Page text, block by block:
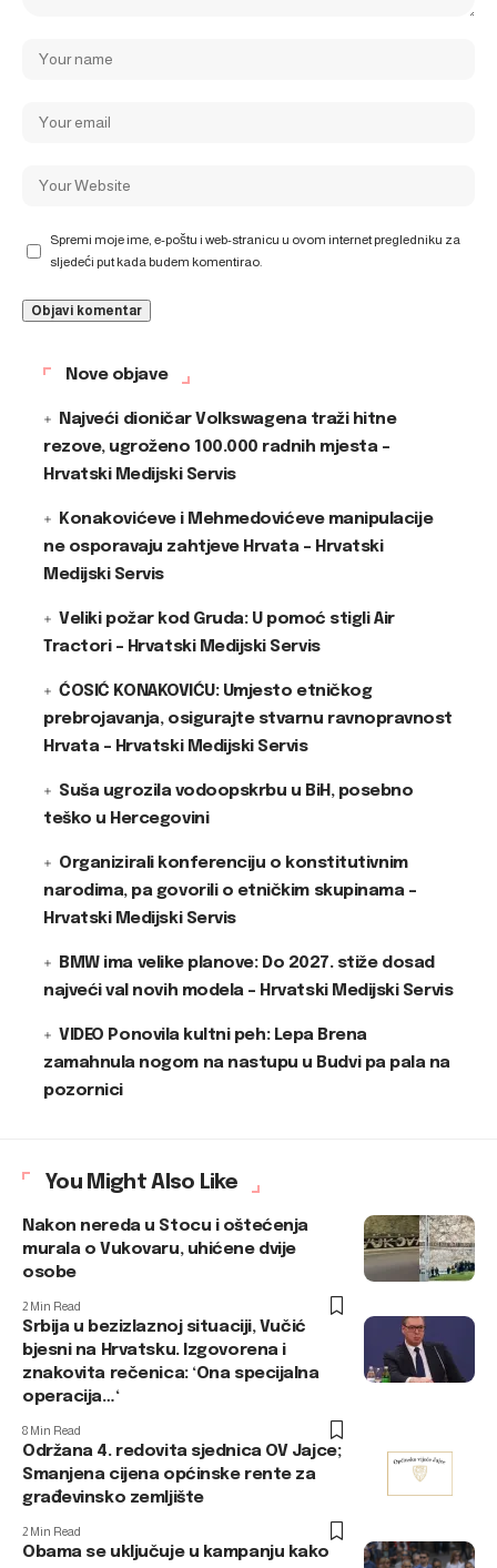
Spremi moje ime, e-poštu i web-stranicu u ovom internet pregledniku za
sljedeći put kada budem komentirao.
Nove objave
Najveći dioničar Volkswagena traži hitne
rezove, ugroženo 100.000 radnih mjesta –
Hrvatski Medijski Servis
Konakovićeve i Mehmedovićeve manipulacije
ne osporavaju zahtjeve Hrvata – Hrvatski
Medijski Servis
Veliki požar kod Gruda: U pomoć stigli Air
Tractori – Hrvatski Medijski Servis
ĆOSIĆ KONAKOVIĆU: Umjesto etničkog
prebrojavanja, osigurajte stvarnu ravnopravnost
Hrvata – Hrvatski Medijski Servis
Suša ugrozila vodoopskrbu u BiH, posebno
teško u Hercegovini
Organizirali konferenciju o konstitutivnim
narodima, pa govorili o etničkim skupinama –
Hrvatski Medijski Servis
BMW ima velike planove: Do 2027. stiže dosad
najveći val novih modela – Hrvatski Medijski Servis
VIDEO Ponovila kultni peh: Lepa Brena
zamahnula nogom na nastupu u Budvi pa pala na
pozornici
You Might Also Like
Nakon nereda u Stocu i oštećenja
murala o Vukovaru, uhićene dvije
osobe
2 Min Read
Srbija u bezizlaznoj situaciji, Vučić
bjesni na Hrvatsku. Izgovorena i
znakovita rečenica: ‘Ona specijalna
operacija…‘
8 Min Read
Održana 4. redovita sjednica OV Jajce;
Smanjena cijena općinske rente za
građevinsko zemljište
2 Min Read
Obama se uključuje u kampanju kako